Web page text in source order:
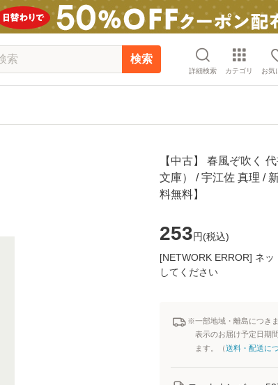
検索
詳細検索 カテゴリ お気
【中古】 春風ぞ吹く
文庫） / 宇江佐 真理 /
料無料】
253円(税込)
[NETWORK ERROR] ネ
してください
※一部地域・離島につき
表示のお届け予定日期
ます。（送料・配送に